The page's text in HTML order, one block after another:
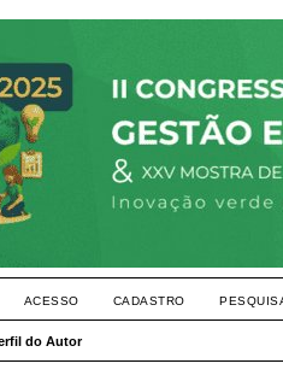
ACESSO CADASTRO
do Autor